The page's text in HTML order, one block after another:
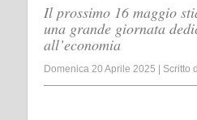
Il prossimo 16 maggio
una grande giornata
all’economia
Domenica 20 Aprile 2025 Scritto